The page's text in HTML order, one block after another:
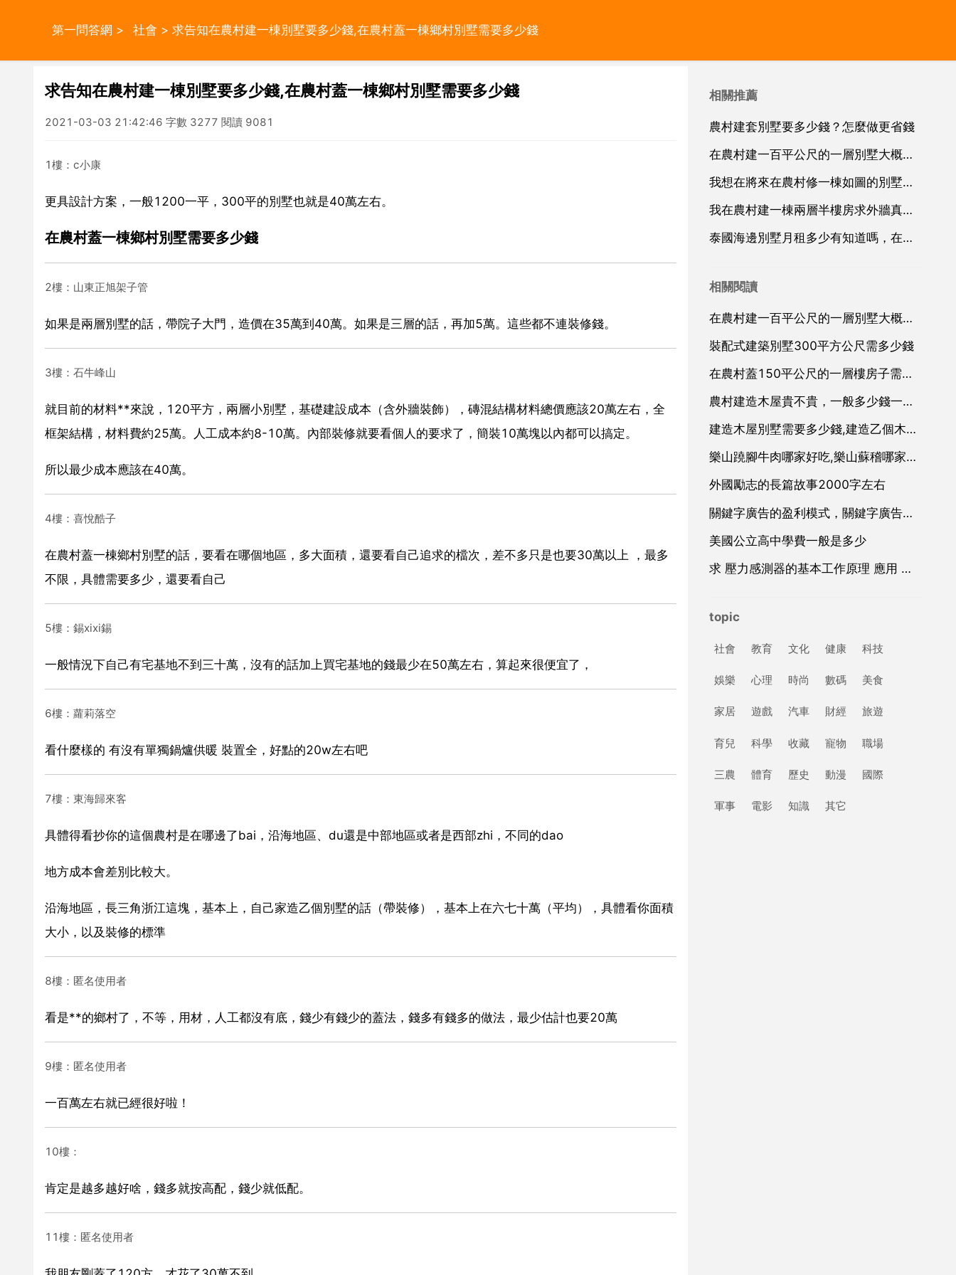
第一問答網 > 社會 > 求告知在農村建一棟別墅要多少錢,在農村蓋一棟鄉村別墅需要多少錢
求告知在農村建一棟別墅要多少錢,在農村蓋一棟鄉村別墅需要多少錢
2021-03-03 21:42:46 字數 3277 閱讀 9081
1樓：c小康
更具設計方案，一般1200一平，300平的別墅也就是40萬左右。
在農村蓋一棟鄉村別墅需要多少錢
2樓：山東正旭架子管
如果是兩層別墅的話，帶院子大門，造價在35萬到40萬。如果是三層的話，再加5萬。這些都不連裝修錢。
3樓：石牛峰山
就目前的材料**來說，120平方，兩層小別墅，基礎建設成本（含外牆裝飾），磚混結構材料總價應該20萬左右，全
框架結構，材料費約25萬。人工成本約8-10萬。內部裝修就要看個人的要求了，簡裝10萬塊以內都可以搞定。
所以最少成本應該在40萬。
4樓：喜悅酷子
在農村蓋一棟鄉村別墅的話，要看在哪個地區，多大面積，還要看自己追求的檔次，差不多只是也要30萬以上 ，最多
不限，具體需要多少，還要看自己
5樓：錫xixi錫
一般情況下自己有宅基地不到三十萬，沒有的話加上買宅基地的錢最少在50萬左右，算起來很便宜了，
6樓：蘿莉落空
看什麼樣的 有沒有單獨鍋爐供暖 裝置全，好點的20w左右吧
7樓：東海歸來客
具體得看抄你的這個農村是在哪邊了bai，沿海地區、du還是中部地區或者是西部zhi，不同的dao
地方成本會差別比較大。
沿海地區，長三角浙江這塊，基本上，自己家造乙個別墅的話（帶裝修），基本上在六七十萬（平均），具體看你面積
大小，以及裝修的標準
8樓：匿名使用者
看是**的鄉村了，不等，用材，人工都沒有底，錢少有錢少的蓋法，錢多有錢多的做法，最少估計也要20萬
9樓：匿名使用者
一百萬左右就已經很好啦！
10樓：
肯定是越多越好啥，錢多就按高配，錢少就低配。
11樓：匿名使用者
相關推薦
農村建套別墅要多少錢？怎麼做更省錢
在農村建一百平公尺的一層別墅大概需要多少錢
我想在將來在農村修一棟如圖的別墅大概一層200平方吧兩層
我在農村建一棟兩層半樓房求外牆真石漆效果圖
泰國海邊別墅月租多少有知道嗎，在泰國租一棟別墅一天大概多少錢
相關閱讀
在農村建一百平公尺的一層別墅大概需要多少錢
裝配式建築別墅300平方公尺需多少錢
在農村蓋150平公尺的一層樓房子需要多少錢
農村建造木屋貴不貴，一般多少錢一平方公尺
建造木屋別墅需要多少錢,建造乙個木屋別墅需要多少錢？
樂山蹺腳牛肉哪家好吃,樂山蘇稽哪家翹腳牛肉最好吃？
外國勵志的長篇故事2000字左右
關鍵字廣告的盈利模式，關鍵字廣告廣告
美國公立高中學費一般是多少
求 壓力感測器的基本工作原理 應用 和設計 方面的資料
topic
社會 教育 文化 健康 科技
娛樂 心理 時尚 數碼 美食
家居 遊戲 汽車 財經 旅遊
育兒 科學 收藏 寵物 職場
三農 體育 歷史 動漫 國際
軍事 電影 知識 其它